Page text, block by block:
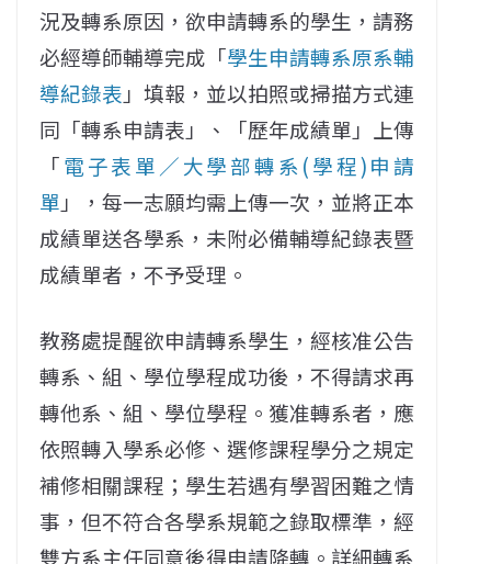
況及轉系原因，欲申請轉系的學生，請務
必經導師輔導完成「學生申請轉系原系輔
導紀錄表 」填報，並以拍照或掃描方式連
同「轉系申請表」、「歷年成績單」上傳
「電子表單／大學部轉系(學程)申請
單 」，每一志願均需上傳一次，並將正本
成績單送各學系，未附必備輔導紀錄表暨
成績單者，不予受理。
教務處提醒欲申請轉系學生，經核准公告
轉系、組、學位學程成功後，不得請求再
轉他系、組、學位學程。獲准轉系者，應
依照轉入學系必修、選修課程學分之規定
補修相關課程；學生若遇有學習困難之情
事，但不符合各學系規範之錄取標準，經
雙方系主任同意後得申請降轉。詳細轉系